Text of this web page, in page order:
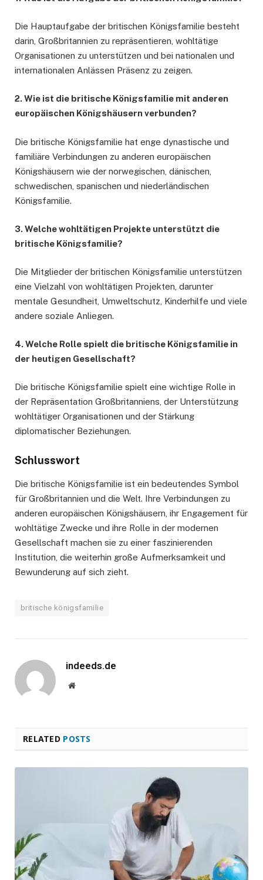
Die Hauptaufgabe der britischen Königsfamilie besteht
darin, Großbritannien zu repräsentieren, wohltätige
Organisationen zu unterstützen und bei nationalen und
internationalen Anlässen Präsenz zu zeigen.
2. Wie ist die britische Königsfamilie mit anderen
europäischen Königshäusern verbunden?
Die britische Königsfamilie hat enge dynastische und
familiäre Verbindungen zu anderen europäischen
Königshäusern wie der norwegischen, dänischen,
schwedischen, spanischen und niederländischen
Königsfamilie.
3. Welche wohltätigen Projekte unterstützt die
britische Königsfamilie?
Die Mitglieder der britischen Königsfamilie unterstützen
eine Vielzahl von wohltätigen Projekten, darunter
mentale Gesundheit, Umweltschutz, Kinderhilfe und viele
andere soziale Anliegen.
4. Welche Rolle spielt die britische Königsfamilie in
der heutigen Gesellschaft?
Die britische Königsfamilie spielt eine wichtige Rolle in
der Repräsentation Großbritanniens, der Unterstützung
wohltätiger Organisationen und der Stärkung
diplomatischer Beziehungen.
Schlusswort
Die britische Königsfamilie ist ein bedeutendes Symbol
für Großbritannien und die Welt. Ihre Verbindungen zu
anderen europäischen Königshäusern, ihr Engagement für
wohltätige Zwecke und ihre Rolle in der modernen
Gesellschaft machen sie zu einer faszinierenden
Institution, die weiterhin große Aufmerksamkeit und
Bewunderung auf sich zieht.
britische königsfamilie
indeeds.de
Website
RELATED POSTS